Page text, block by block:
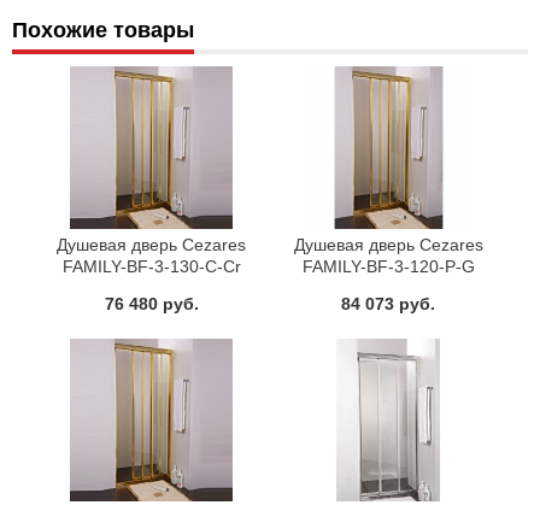
Похожие товары
Душевая дверь Cezares
FAMILY-BF-3-130-C-Cr
76 480 руб.
Душевая дверь Cezares
FAMILY-BF-3-120-P-G
84 073 руб.